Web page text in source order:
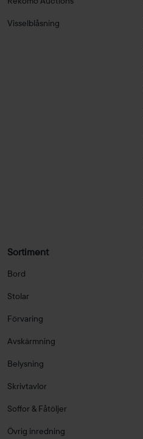
Visselblåsning
Sortiment
Bord
Stolar
Förvaring
Avskärmning
Belysning
Skrivtavlor
Soffor & Fåtöljer
Övrig inredning